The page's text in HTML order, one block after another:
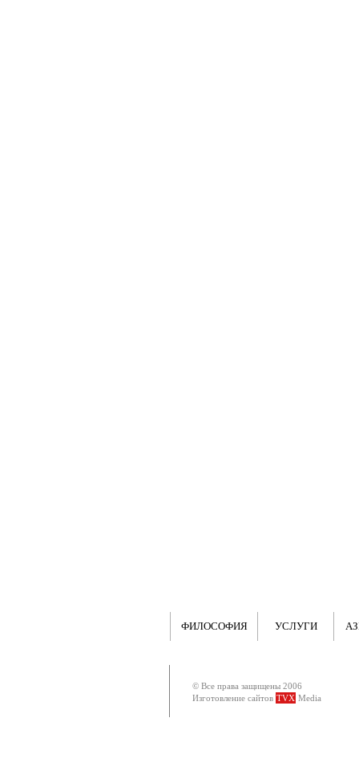
ФИЛОСОФИЯ УСЛУГИ
© Все права защищены 2006
Изготовление сайтов TVX Media